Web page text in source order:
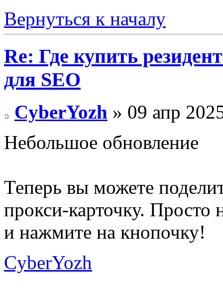
Вернуться к началу
Re: Где купить
для SEO
CyberYozh » 09 апр
Небольшое обновление
Теперь вы можете
прокси-карточку.
и нажмите на кнопочку!
CyberYozh